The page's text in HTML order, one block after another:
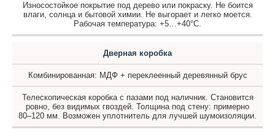
Износостойкое покрытие под дерево или покраску. Не боится
влаги, солнца и бытовой химии. Не выгорает и легко моется.
Рабочая температура: +5…+40°C.
Дверная коробка
Комбинированная: МДФ + переклеенный деревянный брус
Телескопическая коробка с пазами под наличник. Становится
ровно, без видимых гвоздей. Толщина под стену: примерно
80–120 мм. Возможен уплотнитель для лучшей шумоизоляции.